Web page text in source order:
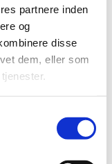
partnere inden
og
disse
dem, eller som